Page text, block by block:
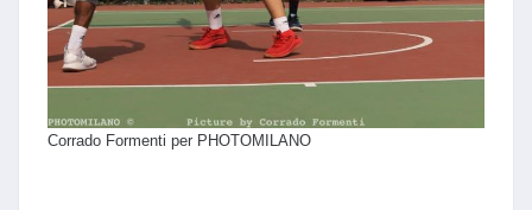
Corrado Formenti per PHOTOMILANO